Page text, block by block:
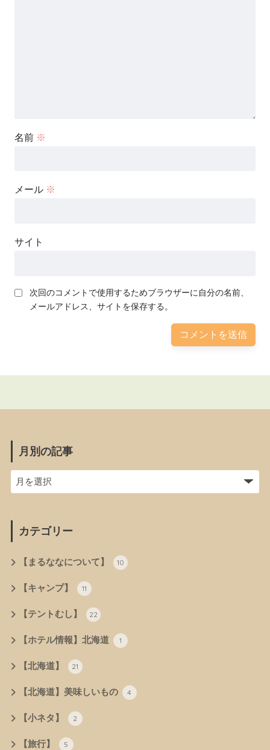
名前 ※
メール ※
サイト
次回のコメントで使用するためブラウザーに自分の名前、
メールアドレス、サイトを保存する。
月別の記事
カテゴリー
【まるななについて】 10
【キャンプ】 11
【テントむし】 22
【ホテル情報】北海道 1
【北海道】 21
【北海道】美味しいもの 4
【小ネタ】 2
【旅行】 5